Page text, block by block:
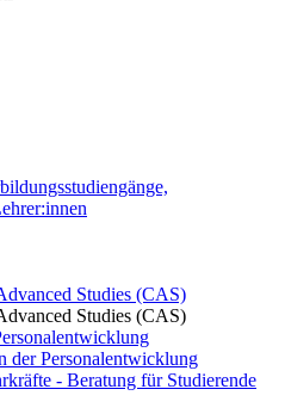
Studies (CAS)
Studies (CAS)
der Personalentwicklung
- Beratung für Studierende